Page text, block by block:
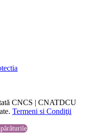
CNCS | CNATDCU
Termeni si Condiţii